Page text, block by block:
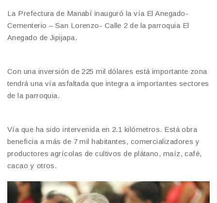
La Prefectura de Manabí inauguró la vía El Anegado-
Cementerio – San Lorenzo- Calle 2 de la parroquia El
Anegado de Jipijapa.
Con una inversión de 225 mil dólares está importante zona
tendrá una vía asfaltada que integra a importantes sectores
de la parroquia.
Vía que ha sido intervenida en 2.1 kilómetros. Está obra
beneficia a más de 7 mil habitantes, comercializadores y
productores agrícolas de cultivos de plátano, maíz, café,
cacao y otros.